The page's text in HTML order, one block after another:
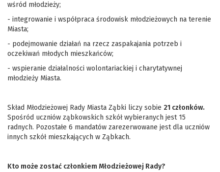
wśród młodzieży;
- integrowanie i współpraca środowisk młodzieżowych na terenie
Miasta;
- podejmowanie działań na rzecz zaspakajania potrzeb i
oczekiwań młodych mieszkańców;
- wspieranie działalności wolontariackiej i charytatywnej
młodzieży Miasta.
Skład Młodzieżowej Rady Miasta Ząbki liczy sobie 21 członków.
Spośród uczniów ząbkowskich szkół wybieranych jest 15
radnych. Pozostałe 6 mandatów zarezerwowane jest dla uczniów
innych szkół mieszkających w Ząbkach.
Kto może zostać członkiem Młodzieżowej Rady?